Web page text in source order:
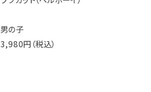
男の子
3,980円（税込）